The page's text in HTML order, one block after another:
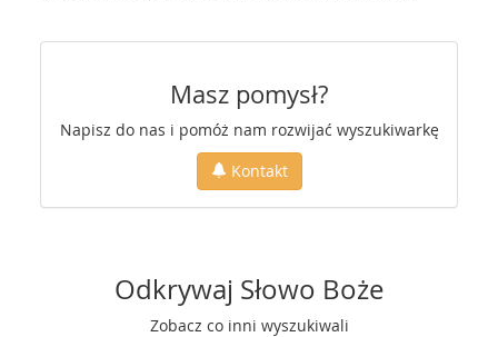
Masz pomysł?
Napisz do nas i pomóż nam rozwijać wyszukiwarkę
Kontakt
Odkrywaj Słowo Boże
Zobacz co inni wyszukiwali